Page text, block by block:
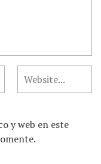
y web en este